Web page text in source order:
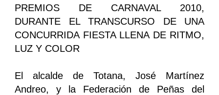
PREMIOS DE CARNAVAL 2010,
DURANTE EL TRANSCURSO DE UNA
CONCURRIDA FIESTA LLENA DE RITMO,
LUZ Y COLOR
El alcalde de Totana, José Martínez
Andreo, y la Federación de Peñas del